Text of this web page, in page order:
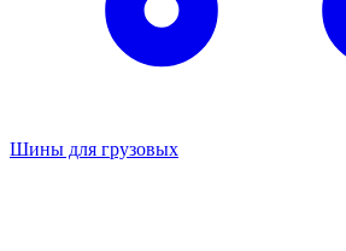
Шины для грузовых